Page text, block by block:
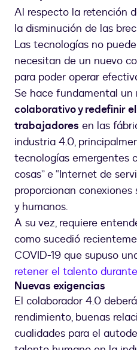
Al respecto la retención
la disminución de las
Las tecnologías no
necesitan de un nuevo
para poder operar
Se hace fundamental un
colaborativo y redefinir
trabajadores en las
industria 4.0,
tecnologías emergentes
cosas” e “Internet de
proporcionan
y humanos.
A su vez, requiere
como sucedió
COVID-19 que supuso
retener el talento
Nuevas exigencias
El colaborador 4.0
rendimiento, buenas
cualidades para el